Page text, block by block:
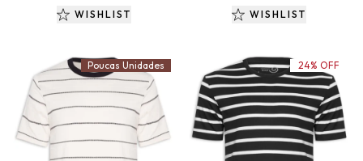
WISHLIST WISHLIST
Poucas Unidades 24% OFF